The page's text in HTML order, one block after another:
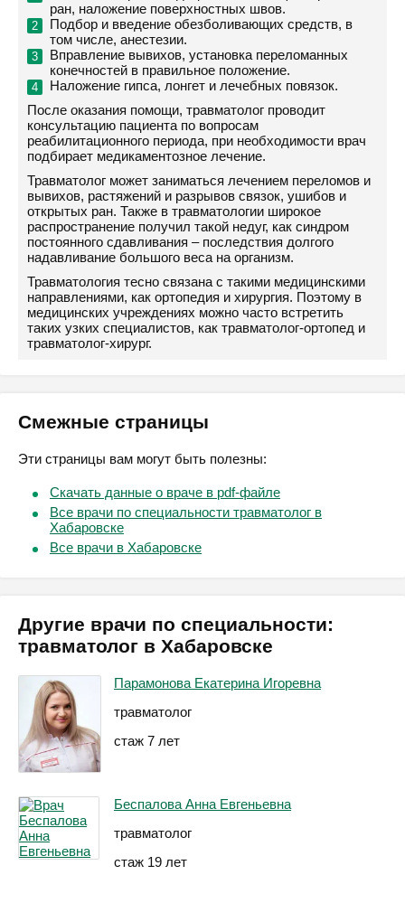
ран, наложение поверхностных швов.
Подбор и введение обезболивающих средств, в
том числе, анестезии.
Вправление вывихов, установка переломанных
конечностей в правильное положение.
Наложение гипса, лонгет и лечебных повязок.
После оказания помощи, травматолог проводит
консультацию пациента по вопросам
реабилитационного периода, при необходимости врач
подбирает медикаментозное лечение.
Травматолог может заниматься лечением переломов и
вывихов, растяжений и разрывов связок, ушибов и
открытых ран. Также в травматологии широкое
распространение получил такой недуг, как синдром
постоянного сдавливания – последствия долгого
надавливание большого веса на организм.
Травматология тесно связана с такими медицинскими
направлениями, как ортопедия и хирургия. Поэтому в
медицинских учреждениях можно часто встретить
таких узких специалистов, как травматолог-ортопед и
травматолог-хирург.
Смежные страницы
Эти страницы вам могут быть полезны:
Скачать данные о враче в pdf-файле
Все врачи по специальности травматолог в
Хабаровске
Все врачи в Хабаровске
Другие врачи по специальности:
травматолог в Хабаровске
Парамонова Екатерина Игоревна
травматолог
стаж 7 лет
Беспалова Анна Евгеньевна
травматолог
стаж 19 лет